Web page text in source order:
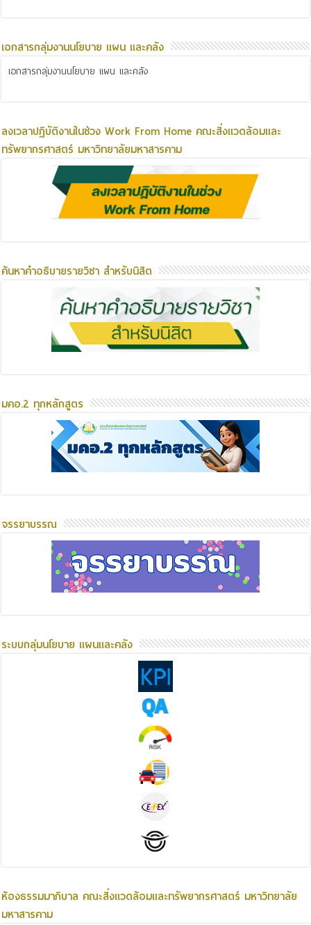
เอกสารกลุ่มงานนโยบาย แผน และคลัง
เอกสารกลุ่มงานนโยบาย แผน และคลัง
ลงเวลาปฏิบัติงานในช่วง Work From Home คณะสิ่งแวดล้อมและ
ทรัพยากรศาสตร์ มหาวิทยาลัยมหาสารคาม
ค้นหาคำอธิบายรายวิชา สำหรับนิสิต
มคอ.2 ทุกหลักสูตร
จรรยาบรรณ
ระบบกลุ่มนโยบาย แผนและคลัง
ห้องธรรมมาภิบาล คณะสิ่งแวดล้อมและทรัพยากรศาสตร์ มหาวิทยาลัย
มหาสารคาม